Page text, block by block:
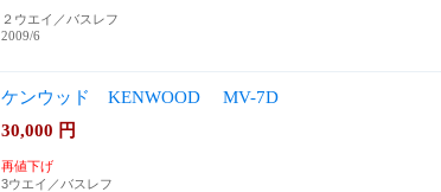
２ウエイ／バスレフ
2009/6
ケンウッド KENWOOD MV-7D
30,000 円
再値下げ
3ウエイ／バスレフ